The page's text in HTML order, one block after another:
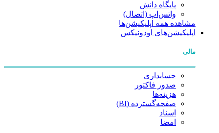
پایگاه دانش
واتس‌اپ (اتصال)
مشاهده همه اپلیکیشن‌ها
اپلیکیشن‌های اودونیکس
مالی
حسابداری
صدور فاکتور
هزینه‌ها
صفحه‌گسترده (BI)
اسناد
امضا